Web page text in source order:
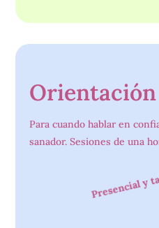
Para cuando hablar en
sanador. Sesiones de una
Presencial y